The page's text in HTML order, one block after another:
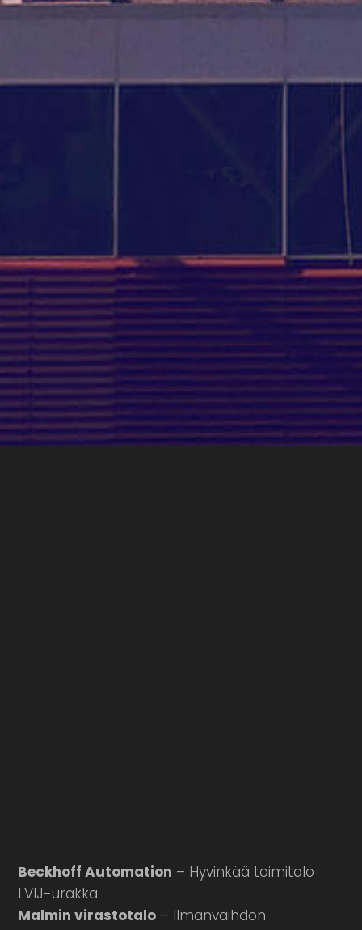
Beckhoff Automation – Hyvinkää toimitalo
LVIJ-urakka
Malmin virastotalo – Ilmanvaihdon